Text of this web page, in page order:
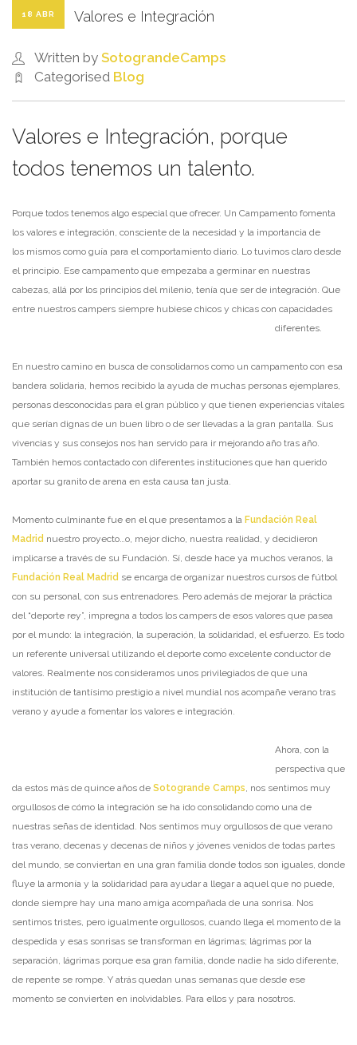
18 ABR Valores e Integración
Written by SotograndeCamps
Categorised Blog
Valores e Integración, porque
todos tenemos un talento.
Porque todos tenemos algo especial que ofrecer. Un Campamento fomenta
los valores e integración, consciente de la necesidad y la importancia de
los mismos como guía para el comportamiento diario. Lo tuvimos claro desde
el principio. Ese campamento que empezaba a germinar en nuestras
cabezas, allá por los principios del milenio, tenía que ser de integración. Que
entre nuestros campers siempre hubiese chicos y chicas con capacidades
diferentes.
En nuestro camino en busca de consolidarnos como un campamento con esa
bandera solidaria, hemos recibido la ayuda de muchas personas ejemplares,
personas desconocidas para el gran público y que tienen experiencias vitales
que serían dignas de un buen libro o de ser llevadas a la gran pantalla. Sus
vivencias y sus consejos nos han servido para ir mejorando año tras año.
También hemos contactado con diferentes instituciones que han querido
aportar su granito de arena en esta causa tan justa.
Momento culminante fue en el que presentamos a la Fundación Real
Madrid nuestro proyecto…o, mejor dicho, nuestra realidad, y decidieron
implicarse a través de su Fundación. Sí, desde hace ya muchos veranos, la
Fundación Real Madrid se encarga de organizar nuestros cursos de fútbol
con su personal, con sus entrenadores. Pero además de mejorar la práctica
del “deporte rey”, impregna a todos los campers de esos valores que pasea
por el mundo: la integración, la superación, la solidaridad, el esfuerzo. Es todo
un referente universal utilizando el deporte como excelente conductor de
valores. Realmente nos consideramos unos privilegiados de que una
institución de tantísimo prestigio a nivel mundial nos acompañe verano tras
verano y ayude a fomentar los valores e integración.
Ahora, con la
perspectiva que
da estos más de quince años de Sotogrande Camps, nos sentimos muy
orgullosos de cómo la integración se ha ido consolidando como una de
nuestras señas de identidad. Nos sentimos muy orgullosos de que verano
tras verano, decenas y decenas de niños y jóvenes venidos de todas partes
del mundo, se conviertan en una gran familia donde todos son iguales, donde
fluye la armonía y la solidaridad para ayudar a llegar a aquel que no puede,
donde siempre hay una mano amiga acompañada de una sonrisa. Nos
sentimos tristes, pero igualmente orgullosos, cuando llega el momento de la
despedida y esas sonrisas se transforman en lágrimas; lágrimas por la
separación, lágrimas porque esa gran familia, donde nadie ha sido diferente,
de repente se rompe. Y atrás quedan unas semanas que desde ese
momento se convierten en inolvidables. Para ellos y para nosotros.